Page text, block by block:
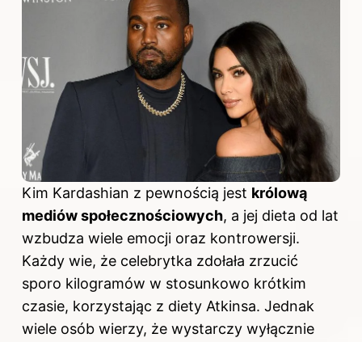
Kim Kardashian z pewnością jest królową
mediów społecznościowych, a jej dieta od lat
wzbudza wiele emocji oraz kontrowersji.
Każdy wie, że celebrytka zdołała zrzucić
sporo kilogramów w stosunkowo krótkim
czasie, korzystając z diety Atkinsa. Jednak
wiele osób wierzy, że wystarczy wyłącznie